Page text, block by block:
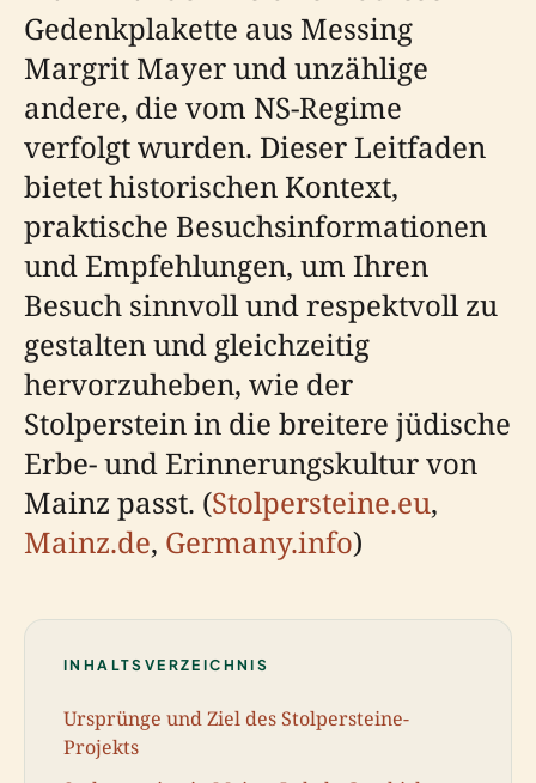
Gedenkplakette aus Messing
Margrit Mayer und unzählige
andere, die vom NS-Regime
verfolgt wurden. Dieser Leitfaden
bietet historischen Kontext,
praktische Besuchsinformationen
und Empfehlungen, um Ihren
Besuch sinnvoll und respektvoll zu
gestalten und gleichzeitig
hervorzuheben, wie der
Stolperstein in die breitere jüdische
Erbe- und Erinnerungskultur von
Mainz passt. (Stolpersteine.eu,
Mainz.de, Germany.info)
INHALTSVERZEICHNIS
Ursprünge und Ziel des Stolpersteine-
Projekts